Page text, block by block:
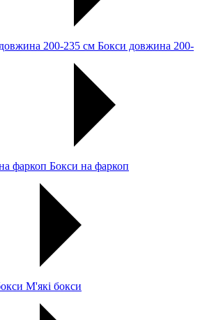
Бокси довжина 200-
Бокси на фаркоп
М'які бокси